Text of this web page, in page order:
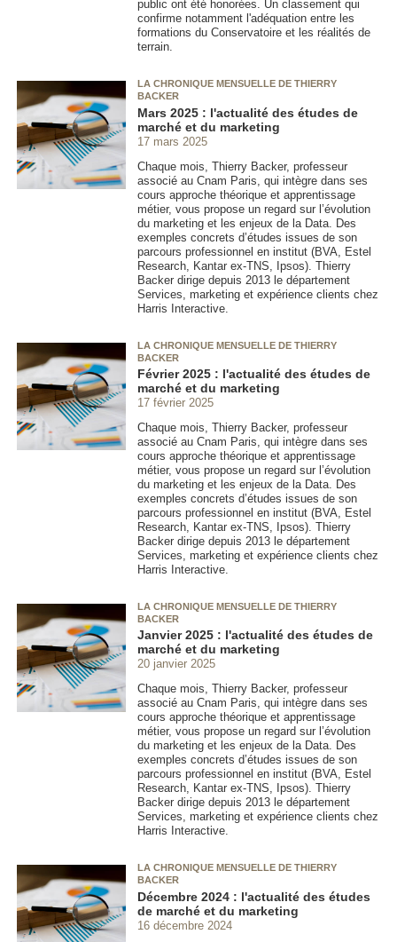
public ont été honorées. Un classement qui
confirme notamment l'adéquation entre les
formations du Conservatoire et les réalités de
terrain.
LA CHRONIQUE MENSUELLE DE THIERRY
BACKER
Mars 2025 : l'actualité des études de
marché et du marketing
17 mars 2025
Chaque mois, Thierry Backer, professeur
associé au Cnam Paris, qui intègre dans ses
cours approche théorique et apprentissage
métier, vous propose un regard sur l’évolution
du marketing et les enjeux de la Data. Des
exemples concrets d’études issues de son
parcours professionnel en institut (BVA, Estel
Research, Kantar ex-TNS, Ipsos). Thierry
Backer dirige depuis 2013 le département
Services, marketing et expérience clients chez
Harris Interactive.
LA CHRONIQUE MENSUELLE DE THIERRY
BACKER
Février 2025 : l'actualité des études de
marché et du marketing
17 février 2025
Chaque mois, Thierry Backer, professeur
associé au Cnam Paris, qui intègre dans ses
cours approche théorique et apprentissage
métier, vous propose un regard sur l’évolution
du marketing et les enjeux de la Data. Des
exemples concrets d’études issues de son
parcours professionnel en institut (BVA, Estel
Research, Kantar ex-TNS, Ipsos). Thierry
Backer dirige depuis 2013 le département
Services, marketing et expérience clients chez
Harris Interactive.
LA CHRONIQUE MENSUELLE DE THIERRY
BACKER
Janvier 2025 : l'actualité des études de
marché et du marketing
20 janvier 2025
Chaque mois, Thierry Backer, professeur
associé au Cnam Paris, qui intègre dans ses
cours approche théorique et apprentissage
métier, vous propose un regard sur l’évolution
du marketing et les enjeux de la Data. Des
exemples concrets d’études issues de son
parcours professionnel en institut (BVA, Estel
Research, Kantar ex-TNS, Ipsos). Thierry
Backer dirige depuis 2013 le département
Services, marketing et expérience clients chez
Harris Interactive.
LA CHRONIQUE MENSUELLE DE THIERRY
BACKER
Décembre 2024 : l'actualité des études
de marché et du marketing
16 décembre 2024